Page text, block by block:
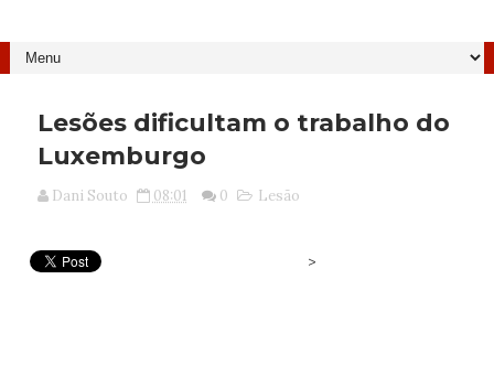
Lesões dificultam o trabalho do
Luxemburgo
Dani Souto 08:01 0 Lesão
>